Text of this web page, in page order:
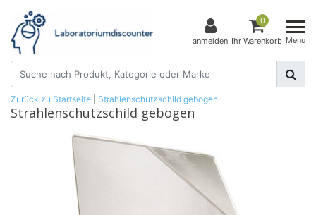
anmelden
0
Ihr Warenkorb Menu
Zurück zu Startseite Strahlenschutzschild gebogen
Strahlenschutzschild gebogen